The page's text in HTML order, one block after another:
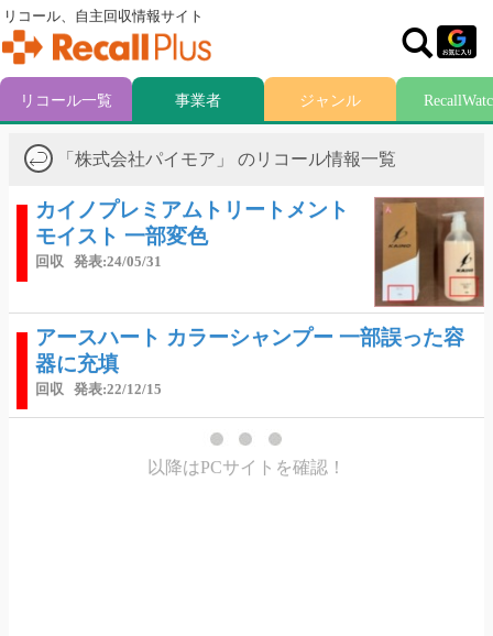
「株式会社パイモア」 のリコール情報一覧
カイノプレミアムトリートメント
モイスト 一部変色
回収 発表:24/05/31
アースハート カラーシャンプー 一部誤った容
器に充填
回収 発表:22/12/15
以降はPCサイトを確認！
リコール、自主回収情報サイト
リコール一覧 事業者 ジャンル